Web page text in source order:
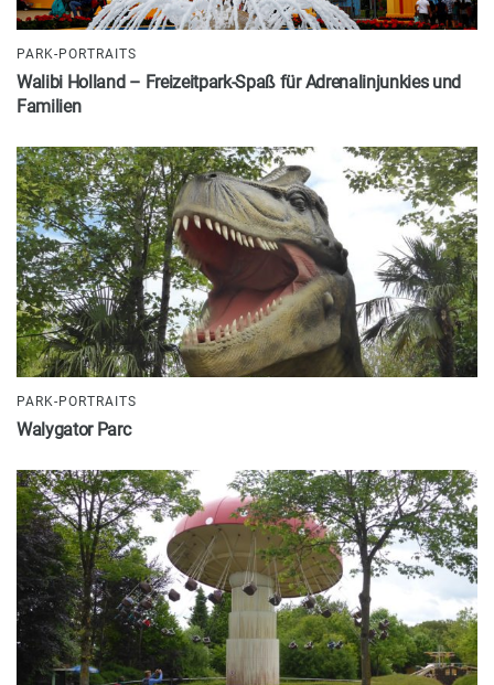
PARK-PORTRAITS
Walibi Holland – Freizeitpark-Spaß für Adrenalinjunkies und
Familien
PARK-PORTRAITS
Walygator Parc